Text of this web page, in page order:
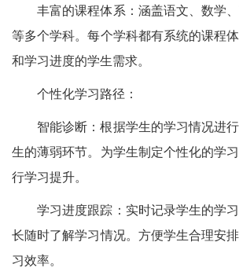
丰富的课程体系：涵盖语文、数学
等多个学科。每个学科都有系统的课程
和学习进度的学生需求。
个性化学习路径：
智能诊断：根据学生的学习情况进
生的薄弱环节。为学生制定个性化的学
行学习提升。
学习进度跟踪：实时记录学生的学
长随时了解学习情况。方便学生合理安
习效率。